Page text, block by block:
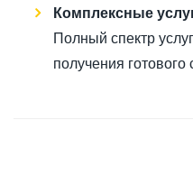
Комплексные
Полный спектр
получения готового